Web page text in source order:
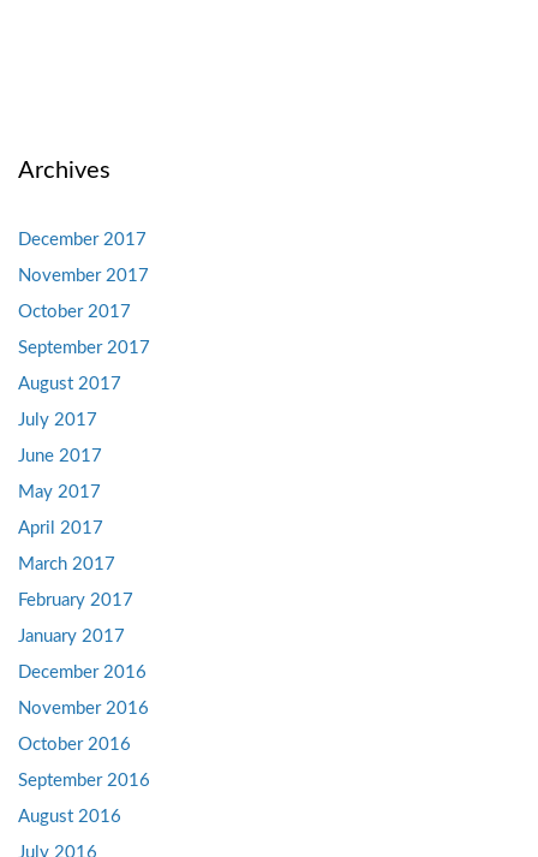
Archives
December 2017
November 2017
October 2017
September 2017
August 2017
July 2017
June 2017
May 2017
April 2017
March 2017
February 2017
January 2017
December 2016
November 2016
October 2016
September 2016
August 2016
July 2016